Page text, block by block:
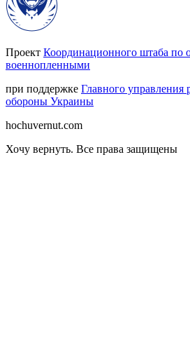
Проект Координационного штаба по
военнопленными
при поддержке Главного управления
обороны Украины
hochuvernut.com
Хочу вернуть. Все права защищены